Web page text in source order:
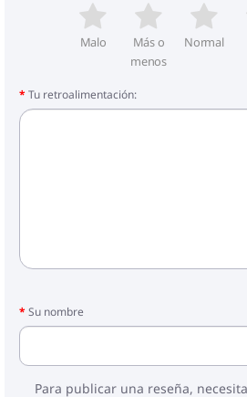
Malo
Más o
menos
Normal
Tu retroalimentación:
Su nombre
Para publicar una reseña,